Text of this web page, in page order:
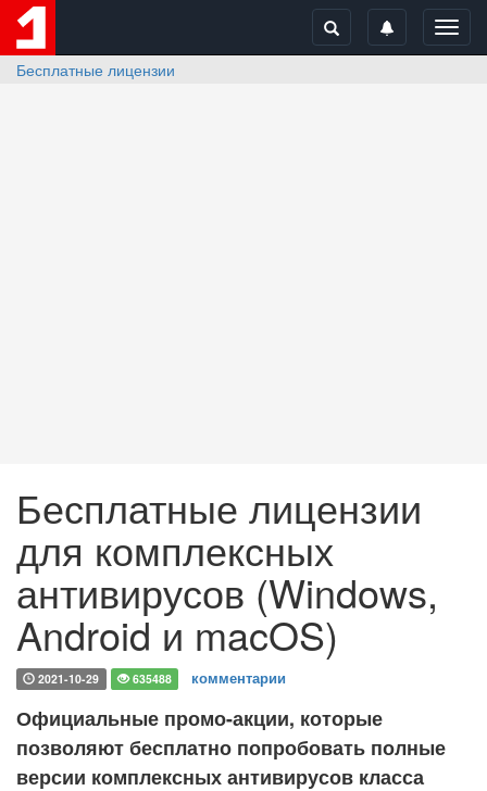
Бесплатные лицензии
Бесплатные лицензии
для комплексных
антивирусов (Windows,
Android и macOS)
2021-10-29 635488 комментарии
Официальные промо-акции, которые
позволяют бесплатно попробовать полные
версии комплексных антивирусов класса